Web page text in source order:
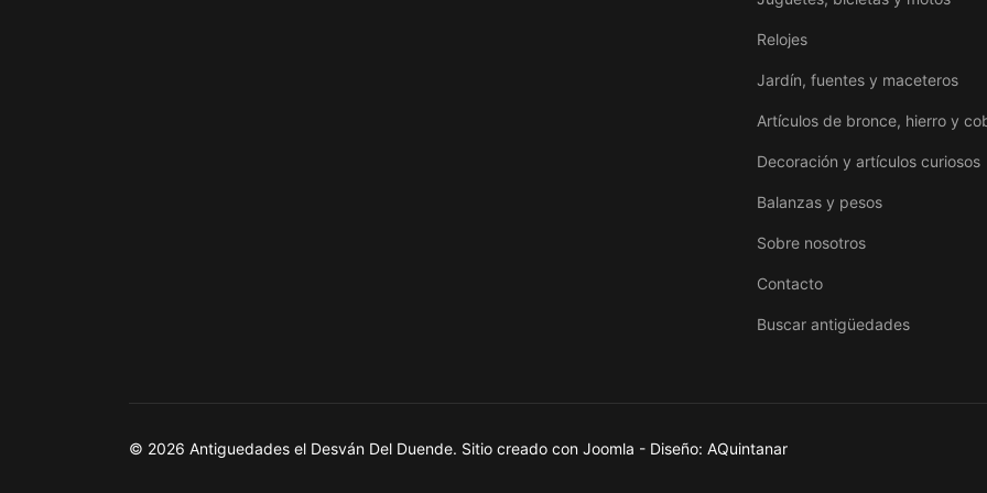
Relojes
Jardín, fuentes y maceteros
Artículos de bronce, hierro y
Decoración y artículos curiosos
Balanzas y pesos
Sobre nosotros
Contacto
Buscar antigüedades
© 2026 Antiguedades el Desván Del Duende. Sitio creado con Joomla - Diseño: AQuintanar